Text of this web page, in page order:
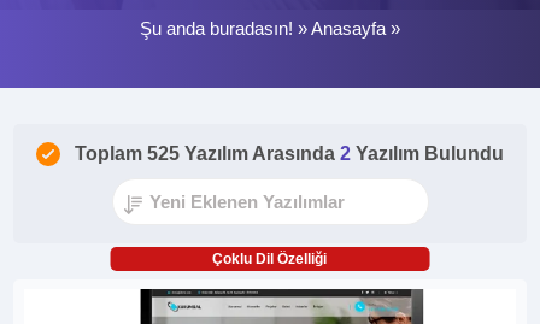
Şu anda buradasın! »Anasayfa »
Toplam 525 Yazılım Arasında 2 Yazılım Bulundu
Çoklu Dil Özelliği